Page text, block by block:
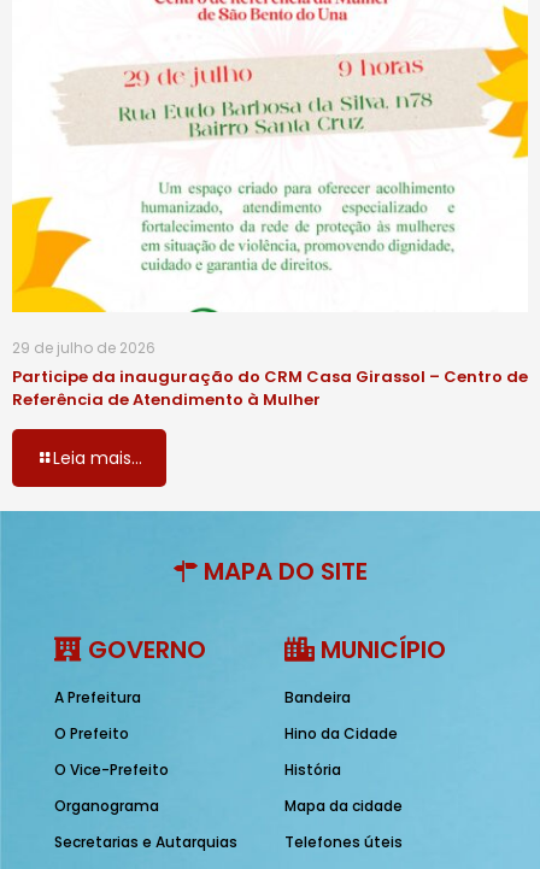
29 de julho de 2026
Participe da inauguração do CRM Casa Girassol – Centro de
Referência de Atendimento à Mulher
Leia mais...
MAPA DO SITE
GOVERNO
A Prefeitura
O Prefeito
O Vice-Prefeito
Organograma
Secretarias e Autarquias
MUNICÍPIO
Bandeira
Hino da Cidade
História
Mapa da cidade
Telefones úteis